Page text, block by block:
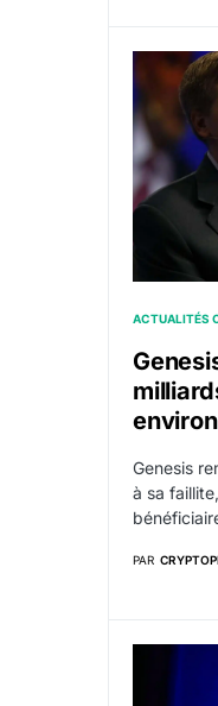
ACTUALITÉS
Genesis
à sa
PAR